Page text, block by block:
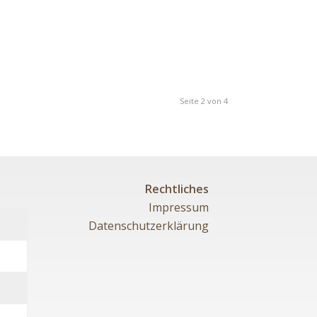
Seite 2 von 4
Rechtliches
Impressum
Datenschutzerklärung